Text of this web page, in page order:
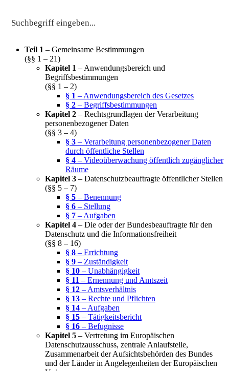
Teil 1 – Gemeinsame Bestimmungen
(§§ 1 – 21)
Kapitel 1 – Anwendungsbereich und
Begriffsbestimmungen
(§§ 1 – 2)
§ 1 – Anwendungsbereich des Gesetzes
§ 2 – Begriffsbestimmungen
Kapitel 2 – Rechtsgrundlagen der Verarbeitung
personenbezogener Daten
(§§ 3 – 4)
§ 3 – Verarbeitung personenbezogener Daten
durch öffentliche Stellen
§ 4 – Videoüberwachung öffentlich zugänglicher
Räume
Kapitel 3 – Datenschutzbeauftragte öffentlicher Stellen
(§§ 5 – 7)
§ 5 – Benennung
§ 6 – Stellung
§ 7 – Aufgaben
Kapitel 4 – Die oder der Bundesbeauftragte für den
Datenschutz und die Informationsfreiheit
(§§ 8 – 16)
§ 8 – Errichtung
§ 9 – Zuständigkeit
§ 10 – Unabhängigkeit
§ 11 – Ernennung und Amtszeit
§ 12 – Amtsverhältnis
§ 13 – Rechte und Pflichten
§ 14 – Aufgaben
§ 15 – Tätigkeitsbericht
§ 16 – Befugnisse
Kapitel 5 – Vertretung im Europäischen
Datenschutzausschuss, zentrale Anlaufstelle,
Zusammenarbeit der Aufsichtsbehörden des Bundes
und der Länder in Angelegenheiten der Europäischen